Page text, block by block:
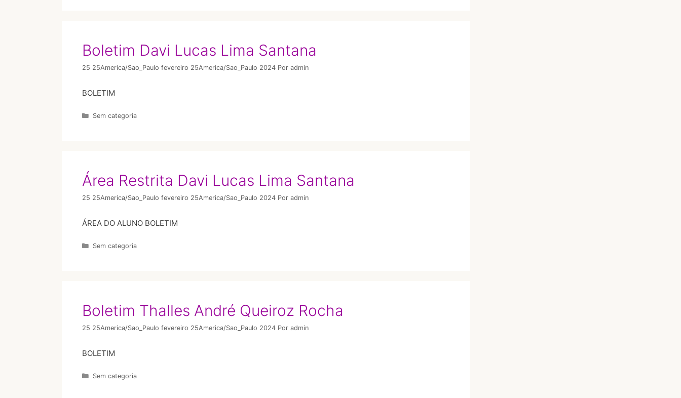
Boletim Davi Lucas Lima Santana
25 25America/Sao_Paulo fevereiro 25America/Sao_Paulo 2024 Por admin
BOLETIM
Sem categoria
Área Restrita Davi Lucas Lima Santana
25 25America/Sao_Paulo fevereiro 25America/Sao_Paulo 2024 Por admin
ÁREA DO ALUNO​ BOLETIM
Sem categoria
Boletim Thalles André Queiroz Rocha
25 25America/Sao_Paulo fevereiro 25America/Sao_Paulo 2024 Por admin
BOLETIM
Sem categoria